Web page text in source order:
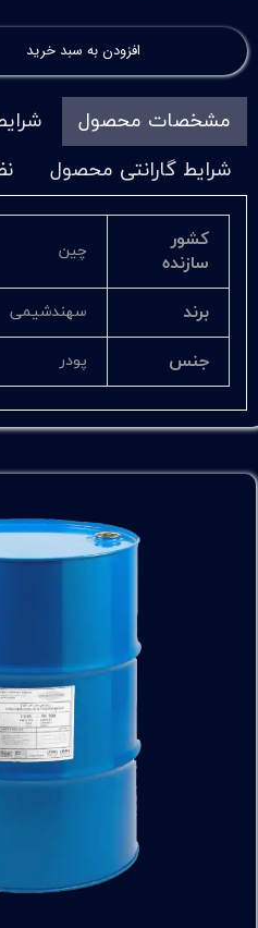
افزودن به سبد خرید
مشخصات محصول
شرایط گارانتی محصول
کشور
سازنده
چین
برند سهندشیمی
جنس پودر